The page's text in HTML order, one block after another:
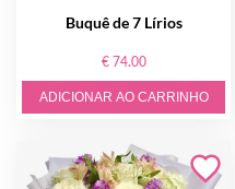
Buquê de 7 Lírios
€ 74.00
ADICIONAR AO CARRINHO